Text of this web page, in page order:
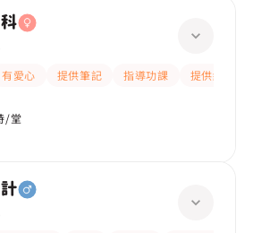
有愛心 提供筆記 指導功課
提供練習題
/堂